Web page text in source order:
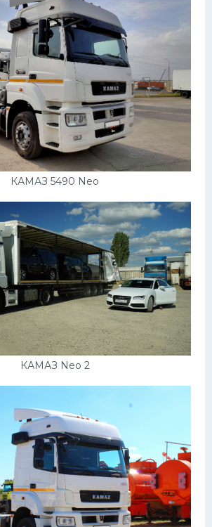
КАМАЗ 5490 Neo
КАМАЗ Neo 2